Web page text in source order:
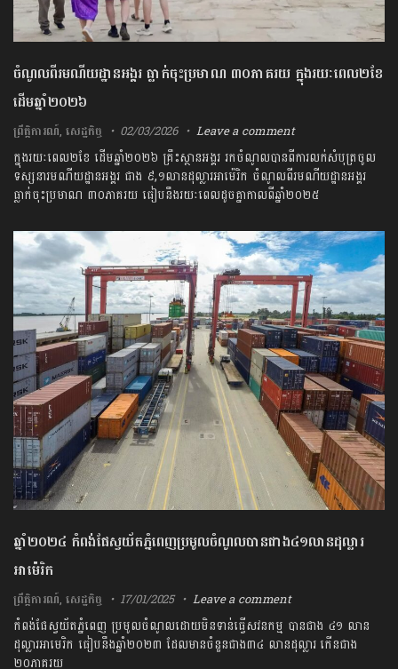
ចំណូលពីរមណីយដ្ឋាន​អង្គរ ធ្លាក់​ចុះប្រមាណ ៣០ភាគរយ ក្នុងរយៈពេល២ខែ
ដើមឆ្នាំ២០២៦
ព្រឹត្តិការណ៍,សេដ្ឋកិច្ច 02/03/2026 Leave a comment
ក្នុង​រយៈពេល​២ខែ ដើមឆ្នាំ២០២៦ គ្រឹះស្ថាន​អង្គរ រកចំណូលបាន​​ពីការ​លក់​សំ​បុត្រ​​ចូល​
ទស្សនារមណីយដ្ឋាន​អង្គរ​ ជាង ៩,១លានដុល្លារអាម៉េរិក ចំណូលពីរមណីយដ្ឋាន​អង្គរ
ធ្លាក់​ចុះប្រមាណ ៣០ភាគរយ ធៀបនឹងរយៈពេលដូចគ្នាកាលពីឆ្នាំ២០២៥
ឆ្នាំ២០២៤ កំពង់ផែស្វយ័តភ្នំពេញប្រមូលចំណូលបានជាង៤១លានដុល្លារ
អាម៉េរិក
ព្រឹត្តិការណ៍,សេដ្ឋកិច្ច 17/01/2025 Leave a comment
កំពង់ផែស្វយ័តភ្នំពេញ ប្រមូល​ចំណូល​ដោយ​មិន​ទាន់​ធ្វើ​សវនកម្ម បានជាង ៤១ លាន
ដុល្លារអាមេរិក ធៀបនឹងឆ្នាំ២០២៣ ដែលមានចំនួនជាង៣៤ លានដុល្លារ កើនជាង
២០ភាគរយ